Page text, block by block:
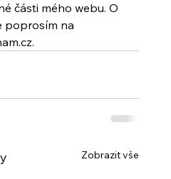
části mého webu. O
poprosím na
Zobrazit vše